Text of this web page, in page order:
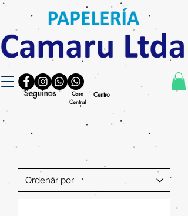
Seguinos Centro
Casa
Central